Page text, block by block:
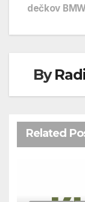
dečkov
By
Related